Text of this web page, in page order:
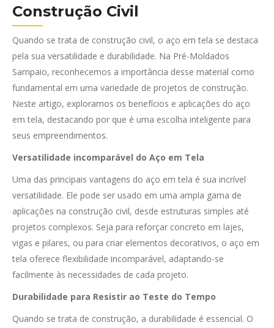
Construção Civil
Quando se trata de construção civil, o aço em tela se destaca
pela sua versatilidade e durabilidade. Na Pré-Moldados
Sampaio, reconhecemos a importância desse material como
fundamental em uma variedade de projetos de construção.
Neste artigo, exploramos os benefícios e aplicações do aço
em tela, destacando por que é uma escolha inteligente para
seus empreendimentos.
Versatilidade incomparável do Aço em Tela
Uma das principais vantagens do aço em tela é sua incrível
versatilidade. Ele pode ser usado em uma ampla gama de
aplicações na construção civil, desde estruturas simples até
projetos complexos. Seja para reforçar concreto em lajes,
vigas e pilares, ou para criar elementos decorativos, o aço em
tela oferece flexibilidade incomparável, adaptando-se
facilmente às necessidades de cada projeto.
Durabilidade para Resistir ao Teste do Tempo
Quando se trata de construção, a durabilidade é essencial. O